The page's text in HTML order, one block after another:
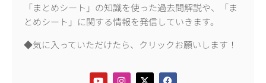
「まとめシート」の知識を使った過去問解説や、「ま
とめシート」に関する情報を発信していきます。
◆気に入っていただけたら、クリックお願いします！